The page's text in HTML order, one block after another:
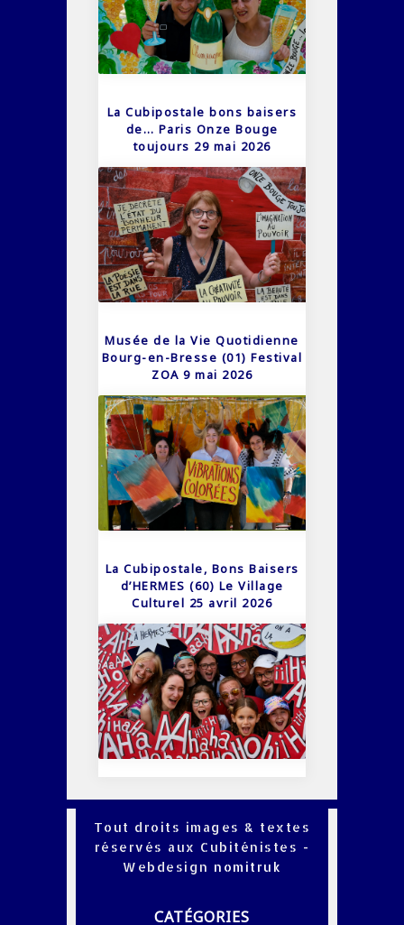
La Cubipostale bons baisers
de… Paris Onze Bouge
toujours 29 mai 2026
Musée de la Vie Quotidienne
Bourg-en-Bresse (01) Festival
ZOA 9 mai 2026
La Cubipostale, Bons Baisers
d’HERMES (60) Le Village
Culturel 25 avril 2026
Tout droits images & textes
réservés aux Cubiténistes -
Webdesign nomitruk
CATÉGORIES